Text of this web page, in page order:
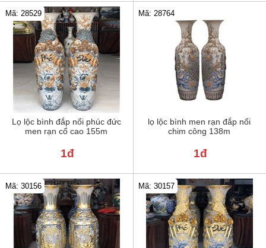
Lọ lộc bình đắp nổi phúc đức
men rạn cổ cao 155m
Mã: 28529
1đ
lọ lộc bình men rạn đắp nổi
chim công 138m
Mã: 28764
1đ
Mã: 30156 Mã: 30157